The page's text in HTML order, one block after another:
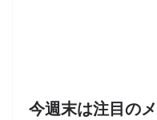
今週末は注目の